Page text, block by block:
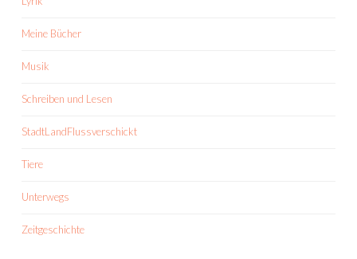
Meine Bücher
Musik
Schreiben und Lesen
StadtLandFlussverschickt
Tiere
Unterwegs
Zeitgeschichte